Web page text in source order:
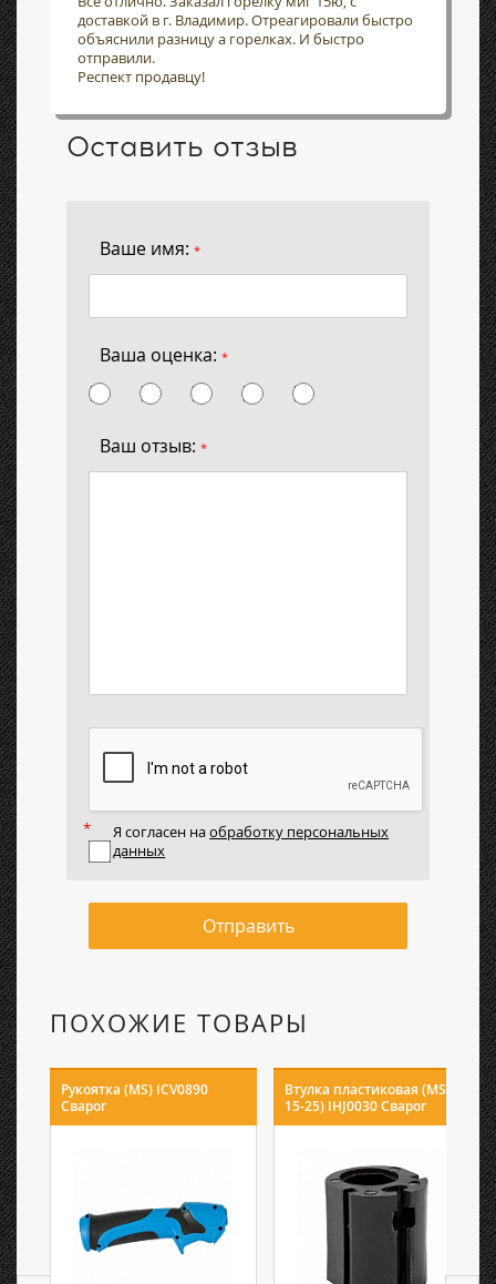
доставкой в г. Владимир. Отреагировали быстро
объяснили разницу а горелках. И быстро
отправили.
Респект продавцу!
Оставить отзыв
Ваше имя: *
Ваша оценка: *
Ваш отзыв: *
Я согласен наобработку персональных
данных
Отправить
ПОХОЖИЕ ТОВАРЫ
Рукоятка (MS) ICV0890
Сварог
Втулка пластиковая (MS
15-25) IHJ0030 Сварог